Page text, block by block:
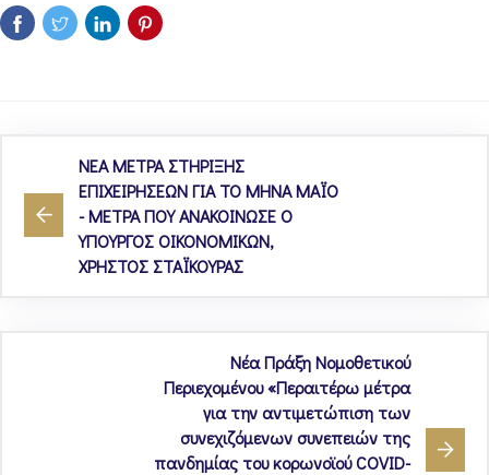
ΝΕΑ ΜΕΤΡΑ ΣΤΗΡΙΞΗΣ
ΕΠΙΧΕΙΡΗΣΕΩΝ ΓΙΑ ΤΟ ΜΗΝΑ ΜΑΪΟ
- ΜΕΤΡΑ ΠΟΥ ΑΝΑΚΟΙΝΩΣΕ Ο
ΥΠΟΥΡΓΟΣ ΟΙΚΟΝΟΜΙΚΩΝ,
ΧΡΗΣΤΟΣ ΣΤΑΪΚΟΥΡΑΣ
Νέα Πράξη Νομοθετικού
Περιεχομένου «Περαιτέρω μέτρα
για την αντιμετώπιση των
συνεχιζόμενων συνεπειών της
πανδημίας του κορωνοϊού COVID-